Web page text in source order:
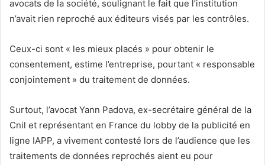
avocats de la société, soulignant le fait que l’institution
n’avait rien reproché aux éditeurs visés par les contrôles.
Ceux-ci sont « les mieux placés » pour obtenir le
consentement, estime l’entreprise, pourtant « responsable
conjointement » du traitement de données.
Surtout, l’avocat Yann Padova, ex-secrétaire général de la
Cnil et représentant en France du lobby de la publicité en
ligne IAPP, a vivement contesté lors de l’audience que les
traitements de données reprochés aient eu pour